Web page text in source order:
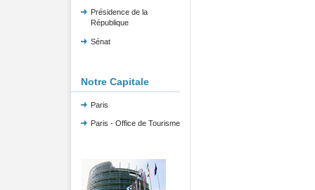
Présidence de la
République
Sénat
Notre Capitale
Paris
Paris - Office de Tourisme